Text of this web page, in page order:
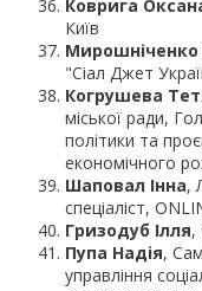
Коврига
Київ
Мирошніченко
"Cіал Джет
Когрушева
міської ради,
політики та
економічного
Шаповал Інна,
спеціаліст,
Гризодуб Ілля,
Пупа Надія,
управління